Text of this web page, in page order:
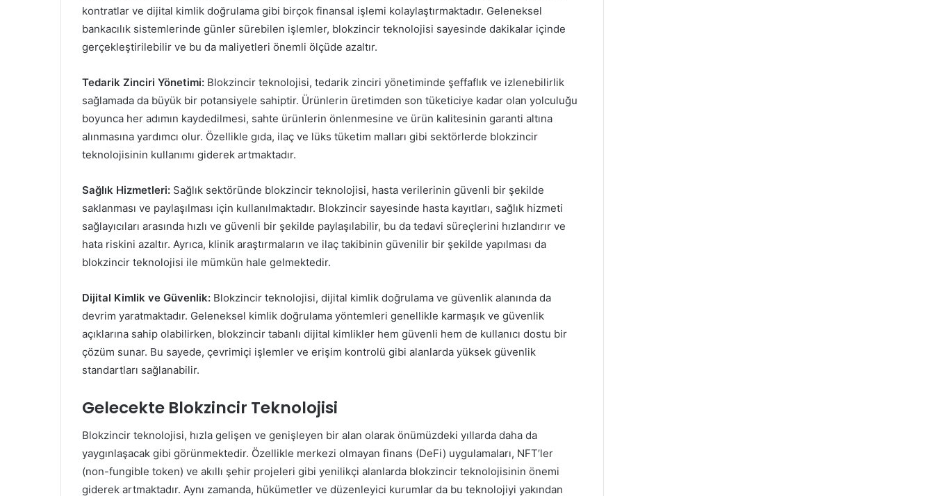
kontratlar ve dijital kimlik doğrulama gibi birçok finansal işlemi kolaylaştırmaktadır. Geleneksel
bankacılık sistemlerinde günler sürebilen işlemler, blokzincir teknolojisi sayesinde dakikalar içinde
gerçekleştirilebilir ve bu da maliyetleri önemli ölçüde azaltır.
Tedarik Zinciri Yönetimi: Blokzincir teknolojisi, tedarik zinciri yönetiminde şeffaflık ve izlenebilirlik
sağlamada da büyük bir potansiyele sahiptir. Ürünlerin üretimden son tüketiciye kadar olan yolculuğu
boyunca her adımın kaydedilmesi, sahte ürünlerin önlenmesine ve ürün kalitesinin garanti altına
alınmasına yardımcı olur. Özellikle gıda, ilaç ve lüks tüketim malları gibi sektörlerde blokzincir
teknolojisinin kullanımı giderek artmaktadır.
Sağlık Hizmetleri: Sağlık sektöründe blokzincir teknolojisi, hasta verilerinin güvenli bir şekilde
saklanması ve paylaşılması için kullanılmaktadır. Blokzincir sayesinde hasta kayıtları, sağlık hizmeti
sağlayıcıları arasında hızlı ve güvenli bir şekilde paylaşılabilir, bu da tedavi süreçlerini hızlandırır ve
hata riskini azaltır. Ayrıca, klinik araştırmaların ve ilaç takibinin güvenilir bir şekilde yapılması da
blokzincir teknolojisi ile mümkün hale gelmektedir.
Dijital Kimlik ve Güvenlik: Blokzincir teknolojisi, dijital kimlik doğrulama ve güvenlik alanında da
devrim yaratmaktadır. Geleneksel kimlik doğrulama yöntemleri genellikle karmaşık ve güvenlik
açıklarına sahip olabilirken, blokzincir tabanlı dijital kimlikler hem güvenli hem de kullanıcı dostu bir
çözüm sunar. Bu sayede, çevrimiçi işlemler ve erişim kontrolü gibi alanlarda yüksek güvenlik
standartları sağlanabilir.
Gelecekte Blokzincir Teknolojisi
Blokzincir teknolojisi, hızla gelişen ve genişleyen bir alan olarak önümüzdeki yıllarda daha da
yaygınlaşacak gibi görünmektedir. Özellikle merkezi olmayan finans (DeFi) uygulamaları, NFT’ler
(non-fungible token) ve akıllı şehir projeleri gibi yenilikçi alanlarda blokzincir teknolojisinin önemi
giderek artmaktadır. Aynı zamanda, hükümetler ve düzenleyici kurumlar da bu teknolojiyi yakından